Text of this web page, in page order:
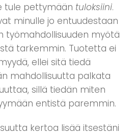
tule pettymään tuloksiini.
minulle jo entuudestaan
työmahdollisuuden myötä
tarkemmin. Tuotetta ei
ellei sitä tiedä
mahdollisuutta palkata
sillä tiedän miten
entistä paremmin.
kertoa lisää itsestäni